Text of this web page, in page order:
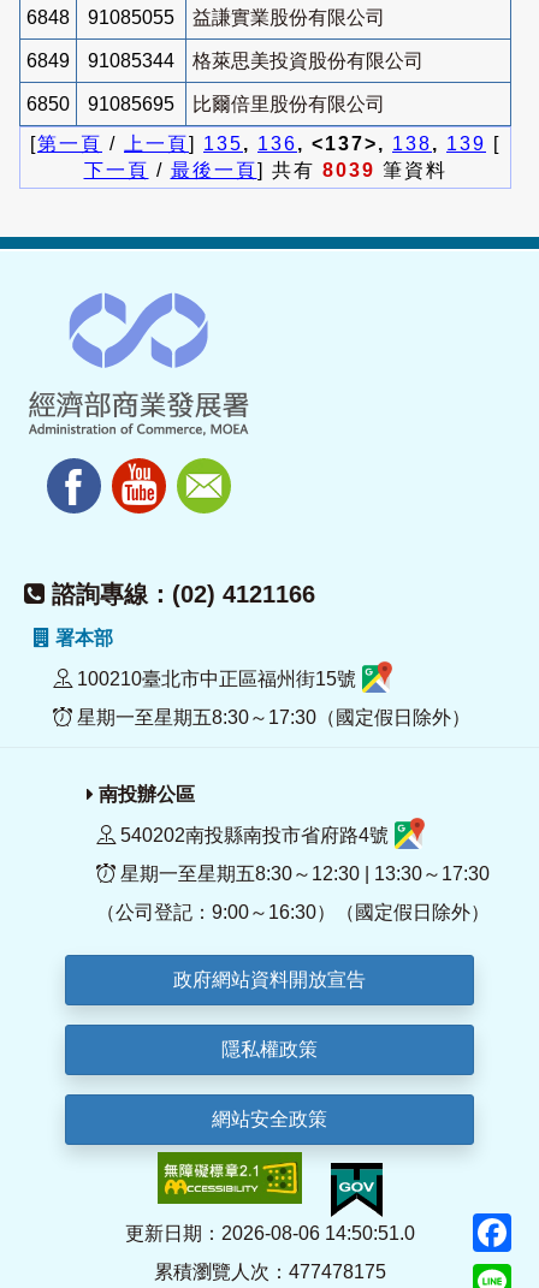
6848 91085055 益謙實業股份有限公司
6849 91085344 格萊思美投資股份有限公司
6850 91085695
比爾倍里股份有限公司
[第一頁 / 上一頁] 135, 136, <137>, 138, 139 [
下一頁 / 最後一頁] 共有 8039 筆資料
諮詢專線：(02) 4121166
署本部
100210臺北市中正區福州街15號
星期一至星期五8:30～17:30（國定假日除外）
南投辦公區
540202南投縣南投市省府路4號
星期一至星期五8:30～12:30 | 13:30～17:30
（公司登記：9:00～16:30）（國定假日除外）
政府網站資料開放宣告
隱私權政策
網站安全政策
更新日期：2026-08-06 14:50:51.0
累積瀏覽人次：477478175